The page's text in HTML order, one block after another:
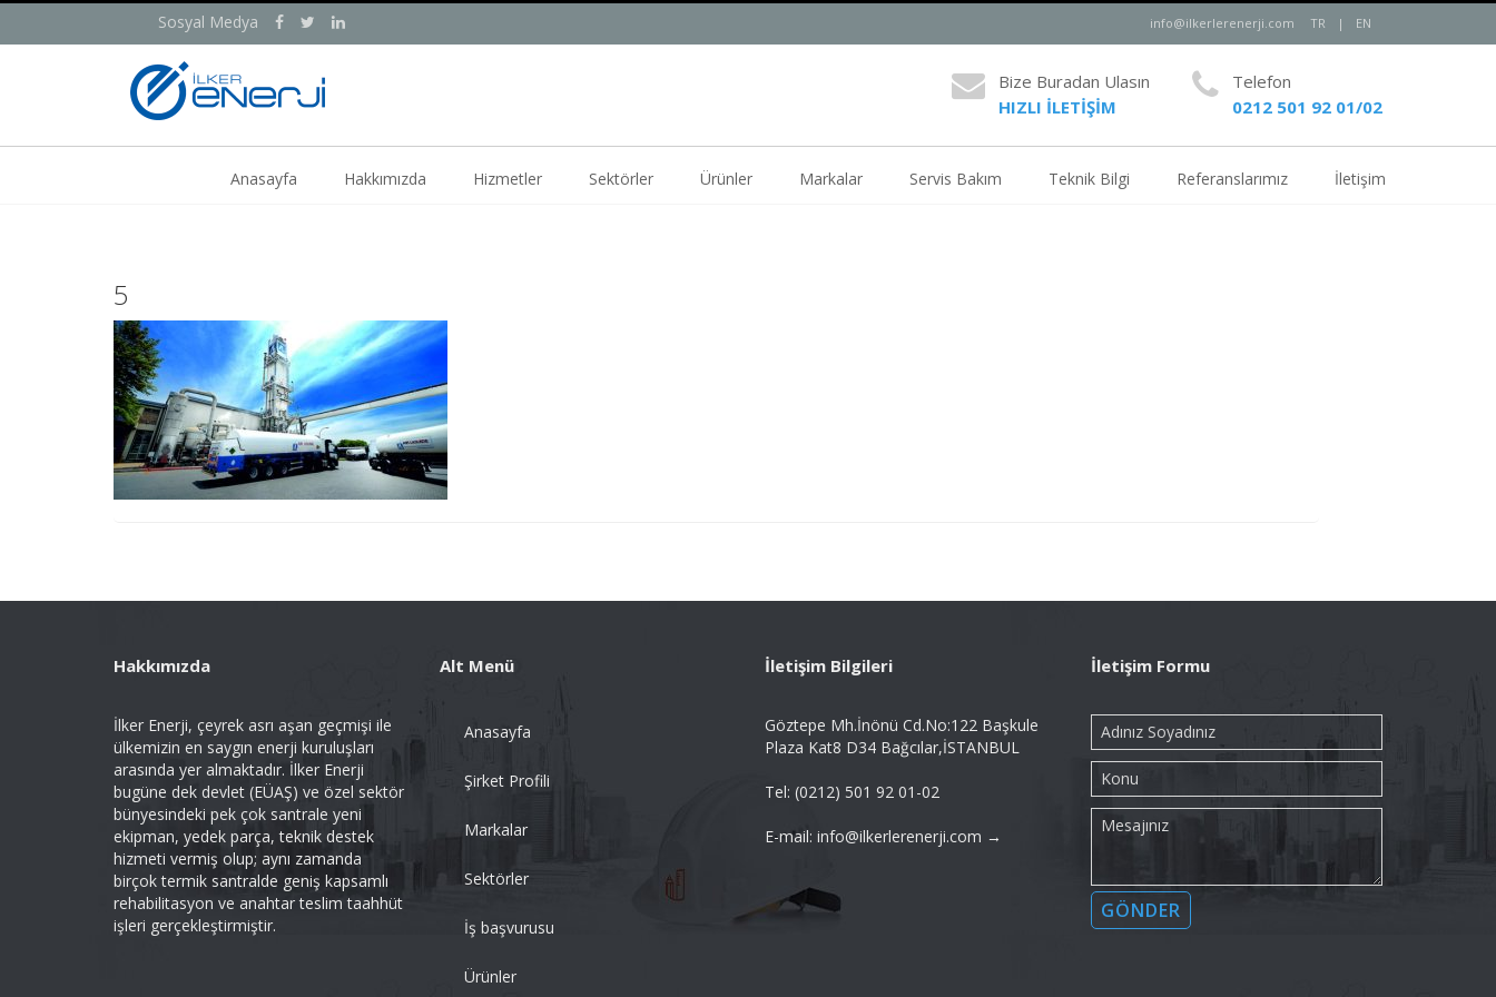
Sosyal Medya info@ilkerlerenerji.com TR | EN
Bize Buradan Ulasın
HIZLI İLETİŞİM
Telefon
0212 501 92 01/02
Anasayfa Hakkımızda Hizmetler Sektörler Ürünler Markalar Servis Bakım Teknik Bilgi Referanslarımız İletişim
5
Hakkımızda
İlker Enerji, çeyrek asrı aşan geçmişi ile
ülkemizin en saygın enerji kuruluşları
arasında yer almaktadır. İlker Enerji
bugüne dek devlet (EÜAŞ) ve özel sektör
bünyesindeki pek çok santrale yeni
ekipman, yedek parça, teknik destek
hizmeti vermiş olup; aynı zamanda
birçok termik santralde geniş kapsamlı
rehabilitasyon ve anahtar teslim taahhüt
işleri gerçekleştirmiştir.
Alt Menü
Anasayfa
Şirket Profili
Markalar
Sektörler
İş başvurusu
Ürünler
İletişim Bilgileri
Göztepe Mh.İnönü Cd.No:122 Başkule
Plaza Kat8 D34 Bağcılar,İSTANBUL
Tel: (0212) 501 92 01-02
E-mail: info@ilkerlerenerji.com →
İletişim Formu